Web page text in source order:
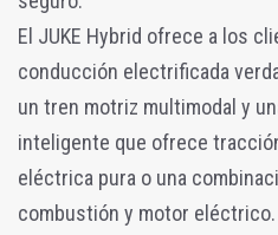
El JUKE Hybrid ofrece a los
conducción electrificada
un tren motriz multimodal y
inteligente que ofrece
eléctrica pura o una
combustión y motor